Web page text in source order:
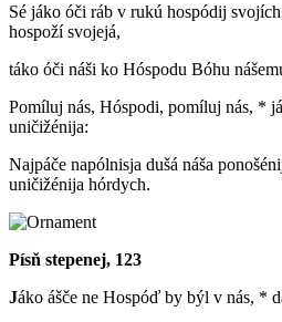
Sé jáko óči ráb v rukú hospódij
hospoží svojejá,
táko óči náši ko Hóspodu Bóhu
Pomíluj nás, Hóspodi, pomíluj nás, *
uničižénija:
Najpáče napólnisja dušá náša
uničižénija hórdych.
Písň stepenej, 123
Jáko ášče ne Hospóď by býl v nás, *